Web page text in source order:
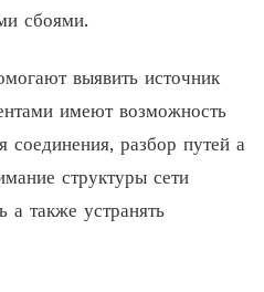
сбоями.
выявить источник
имеют возможность
соединения, разбор путей а
структуры сети
а также устранять